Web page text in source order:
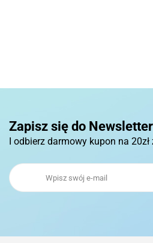
Royal
Zapisz się do
I odbierz darmowy kupon na